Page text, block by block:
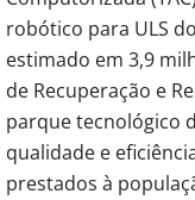
robótico para ULS
estimado em 3,9
de Recuperação e
parque tecnológico
qualidade e
prestados à